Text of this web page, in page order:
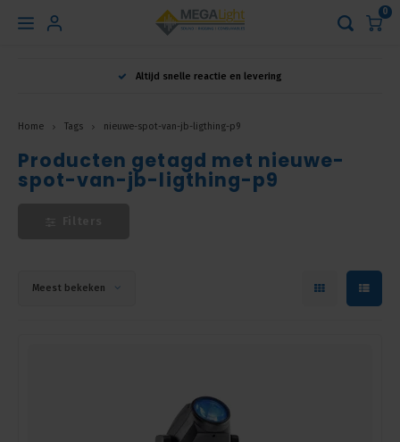
Hoofdmenu
Nederlands
0
Altijd snelle reactie en levering
Home Tags nieuwe-spot-van-jb-ligthing-p9
Producten getagd met nieuwe-
spot-van-jb-ligthing-p9
Meest bekeken